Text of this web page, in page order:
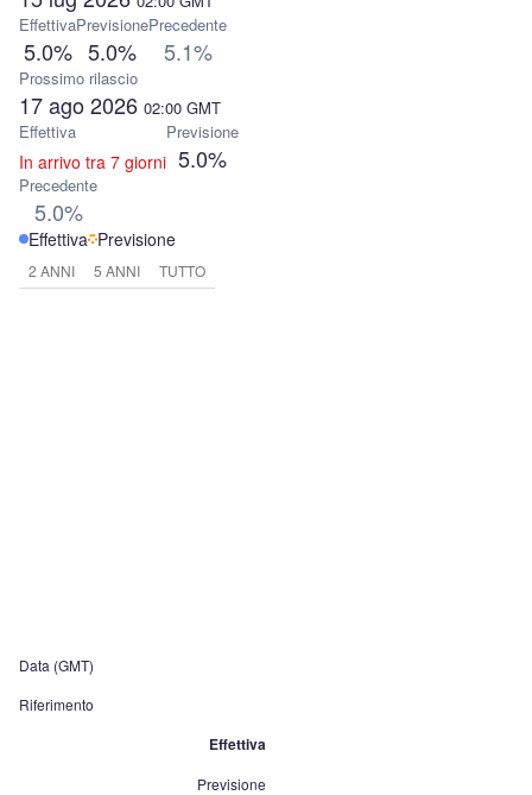
Effettiva
5.0%
Previsione
5.0%
Precedente
5.1%
Prossimo rilascio
17 ago 2026 02:00 GMT
Effettiva
In arrivo tra 7 giorni
Previsione
5.0%
Precedente
5.0%
Effettiva Previsione
2 ANNI 5 ANNI TUTTO
Data (GMT)
Riferimento
Effettiva
Previsione